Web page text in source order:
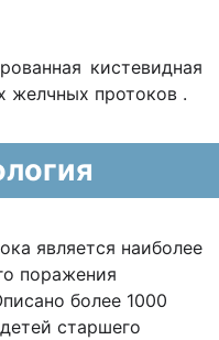
кистевидная
желчных протоков .
является наиболее
поражения
более 1000
старшего